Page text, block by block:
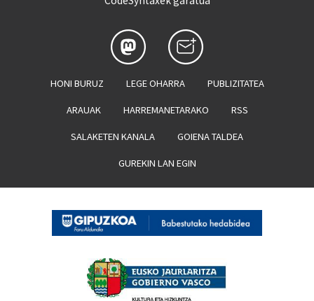
HONI BURUZ LEGE OHARRA PUBLIZITATEA
ARAUAK HARREMANETARAKO RSS
SALAKETEN KANALA GOIENA TALDEA
GUREKIN LAN EGIN